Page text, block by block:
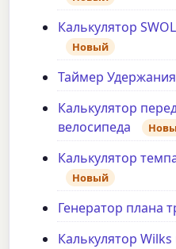
Калькулятор
Новый
Таймер
Калькулятор
велосипеда
Калькулятор
Новый
Генератор плана
Калькулятор Wilks